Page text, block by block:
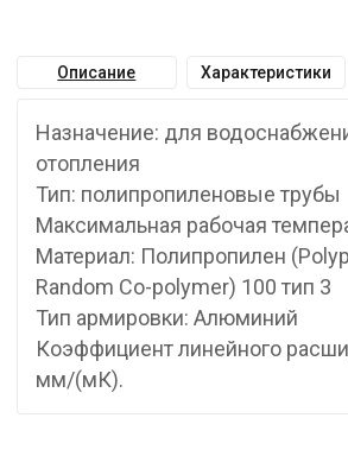
Описание Характеристики
Назначение: для
отопления
Тип: полипропиленовые трубы
Максимальная рабочая
Материал: Полипропилен
Random Co-polymer) 100 тип 3
Тип армировки: Алюминий
Коэффициент линейного
мм/(мК).